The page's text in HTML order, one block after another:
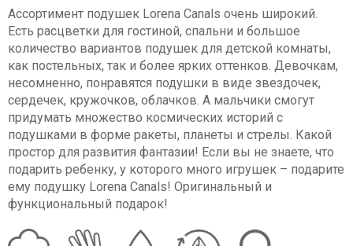
Ассортимент подушек Lorena Canals очень широкий.
Есть расцветки для гостиной, спальни и большое
количество вариантов подушек для детской комнаты,
как постельных, так и более ярких оттенков. Девочкам,
несомненно, понравятся подушки в виде звездочек,
сердечек, кружочков, облачков. А мальчики смогут
придумать множество космических историй с
подушками в форме ракеты, планеты и стрелы. Какой
простор для развития фантазии! Если вы не знаете, что
подарить ребенку, у которого много игрушек – подарите
ему подушку Lorena Canals! Оригинальный и
функциональный подарок!